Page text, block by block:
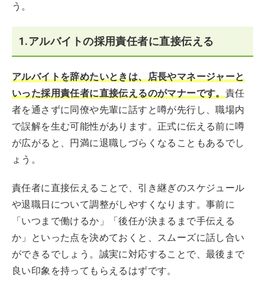
う。
1.アルバイトの採用責任者に直接伝える
アルバイトを辞めたいときは、店長やマネージャーと
いった採用責任者に直接伝えるのがマナーです。責任
者を通さずに同僚や先輩に話すと噂が先行し、職場内
で誤解を生む可能性があります。正式に伝える前に噂
が広がると、円満に退職しづらくなることもあるでし
ょう。
責任者に直接伝えることで、引き継ぎのスケジュール
や退職日について調整がしやすくなります。事前に
「いつまで働けるか」「後任が決まるまで手伝える
か」といった点を決めておくと、スムーズに話し合い
ができるでしょう。誠実に対応することで、最後まで
良い印象を持ってもらえるはずです。